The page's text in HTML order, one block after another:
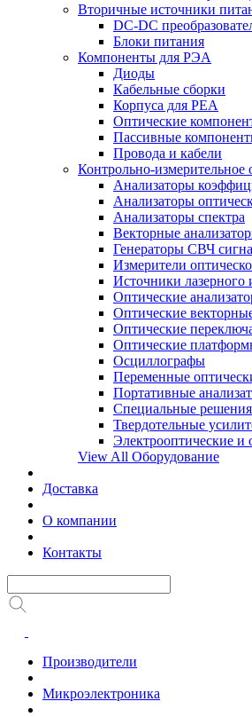
Вторичные источники
DC-DC
Блоки питания
Компоненты для РЭА
Диоды
Кабельные сборки
Корпуса для РЕА
Оптические
Пассивные
Провода и кабели
Контрольно-измерительное
Анализаторы
Анализаторы
Анализаторы спектра
Векторные
Генераторы СВЧ
Измерители
Источники лазерного
Оптические
Оптические
Оптические
Оптические
Осциллографы
Переменные
Портативные
Специальные решения
Твердотельные
Электрооптические и
View All Оборудование
Доставка
О компании
Контакты
Производители
Микроэлектроника